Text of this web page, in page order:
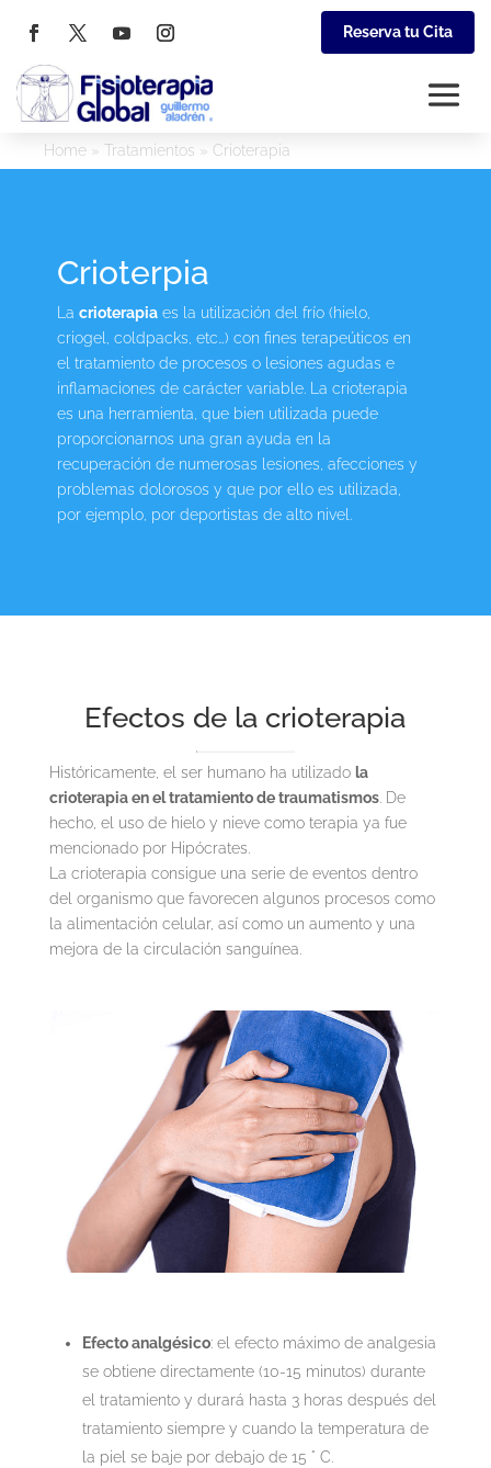
Reserva tu Cita
Home » Tratamientos » Crioterapia
Crioterpia
La crioterapiaes la utilización del frío (hielo,
criogel, coldpacks, etc…) con fines terapeúticos en
el tratamiento de procesos o lesiones agudas e
inflamaciones de carácter variable. La crioterapia
es una herramienta, que bien utilizada puede
proporcionarnos una gran ayuda en la
recuperación de numerosas lesiones, afecciones y
problemas dolorosos y que por ello es utilizada,
por ejemplo, por deportistas de alto nivel.
Efectos de la crioterapia
Históricamente, el ser humano ha utilizado la
crioterapia en el tratamiento de traumatismos. De
hecho, el uso de hielo y nieve como terapia ya fue
mencionado por Hipócrates.
La crioterapia consigue una serie de eventos dentro
del organismo que favorecen algunos procesos como
la alimentación celular, así como un aumento y una
mejora de la circulación sanguínea.
Efecto analgésico: el efecto máximo de analgesia
se obtiene directamente (10-15 minutos) durante
el tratamiento y durará hasta 3 horas después del
tratamiento siempre y cuando la temperatura de
la piel se baje por debajo de 15 ° C.